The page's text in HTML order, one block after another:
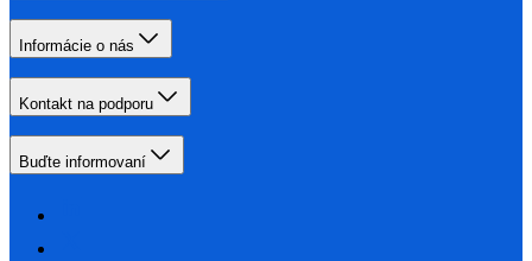
Informácie o nás
Kontakt na podporu
Buďte informovaní